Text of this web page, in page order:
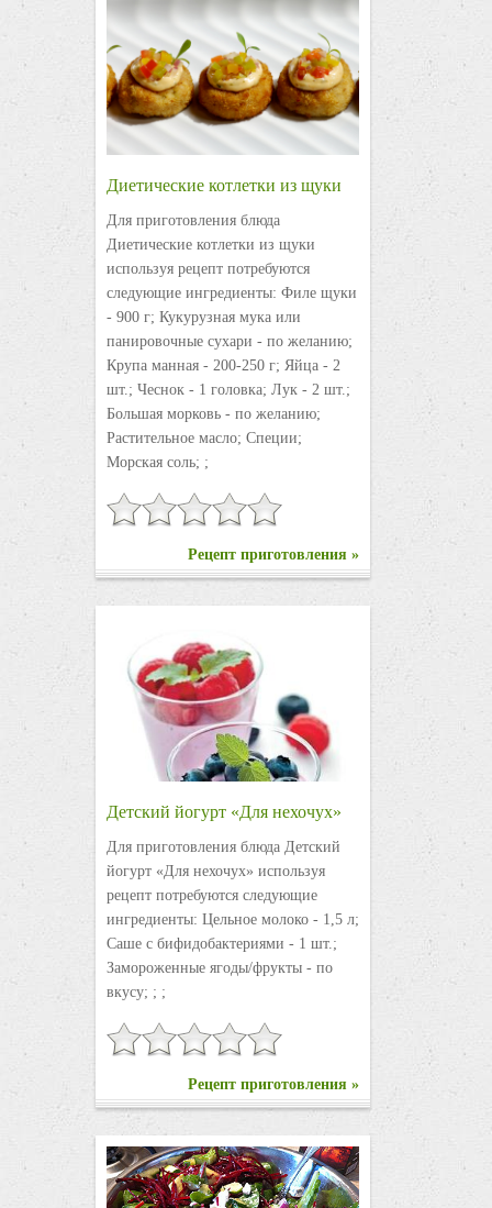
Диетические котлетки из щуки
Для приготовления блюда
Диетические котлетки из щуки
используя рецепт потребуются
следующие ингредиенты: Филе щуки
- 900 г; Кукурузная мука или
панировочные сухари - по желанию;
Крупа манная - 200-250 г; Яйца - 2
шт.; Чеснок - 1 головка; Лук - 2 шт.;
Большая морковь - по желанию;
Растительное масло; Специи;
Морская соль; ;
Рецепт приготовления »
Детский йогурт «Для нехочух»
Для приготовления блюда Детский
йогурт «Для нехочух» используя
рецепт потребуются следующие
ингредиенты: Цельное молоко - 1,5 л;
Саше с бифидобактериями - 1 шт.;
Замороженные ягоды/фрукты - по
вкусу; ; ;
Рецепт приготовления »